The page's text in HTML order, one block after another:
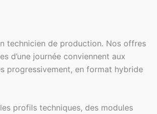
technicien de production. Nos offres
d’une journée conviennent aux
progressivement, en format hybride
profils techniques, des modules